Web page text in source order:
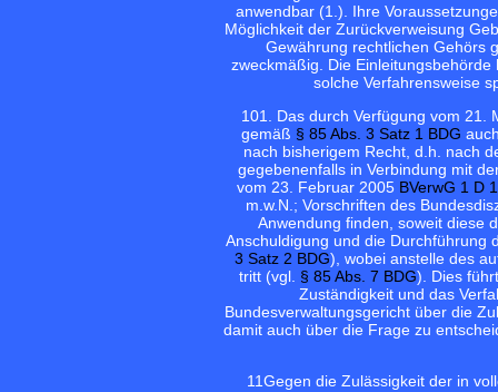
anwendbar (1.). Ihre
Möglichkeit der Zurückverweisung
Gewährung rechtlichen Gehörs
zweckmäßig. Die
solche Verfahrensweise
101. Das durch Verfügung vom 21.
gemäß § 85 Abs. 3 Satz 1 BDG
nach bisherigem Recht, d.h. nach
gegebenenfalls in Verbindung mit
vom 23. Februar 2005 BVerwG 1 D
m.w.N.; Vorschriften des
Anwendung finden, soweit diese
Anschuldigung und die Durchführung
3 Satz 2 BDG), wobei anstelle des
tritt (vgl. § 85 Abs. 7 BDG). Dies
Zuständigkeit und das
Bundesverwaltungsgericht über die
damit auch über die Frage zu
11Gegen die Zulässigkeit der in